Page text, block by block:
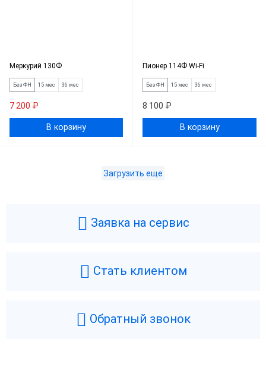
Меркурий 130Ф
Без ФН 15 мес 36 мес
7 200 ₽
В корзину
Пионер 114Ф Wi-Fi
Без ФН 15 мес 36 мес
8 100 ₽
В корзину
Загрузить еще
Заявка на сервис
Стать клиентом
Обратный звонок